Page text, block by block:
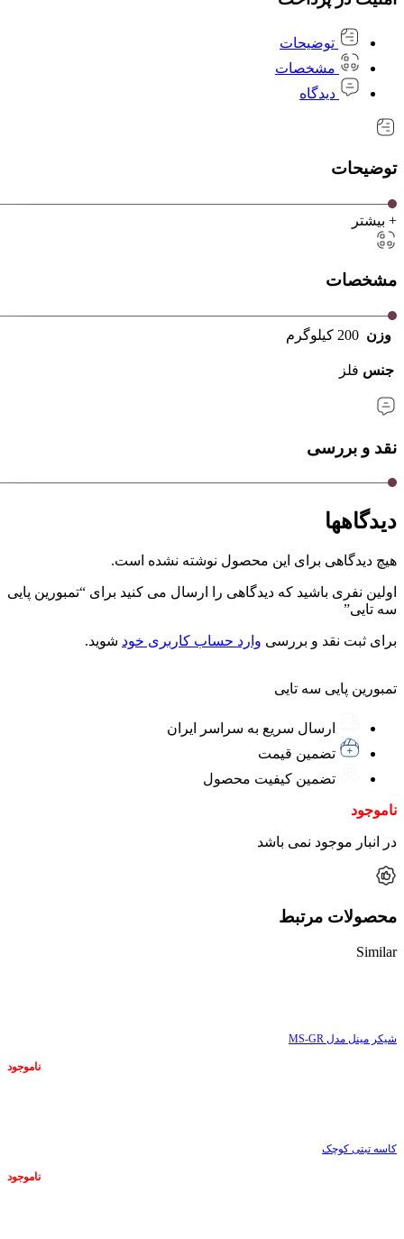
توضیحات
مشخصات
دیدگاه
توضیحات
+ بیشتر
مشخصات
وزن 200 کیلوگرم
جنس فلز
نقد و بررسی
دیدگاهها
هیچ دیدگاهی برای این محصول نوشته نشده است.
اولین نفری باشید که دیدگاهی را ارسال می کنید برای “تمبورین پایی
سه تایی”
برای ثبت نقد و بررسی وارد حساب کاربری خود شوید.
تمبورین پایی سه تایی
ارسال سریع به سراسر ایران
تضمین قیمت
تضمین کیفیت محصول
ناموجود
در انبار موجود نمی باشد
محصولات مرتبط
Similar
شیکر مینل مدل MS-GR
ناموجود
کاسه تبتی کوچک
ناموجود